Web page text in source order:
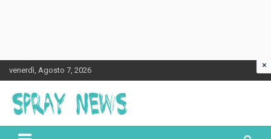
to
content
venerdì, Agosto 7, 2026
Spraynews.it
×